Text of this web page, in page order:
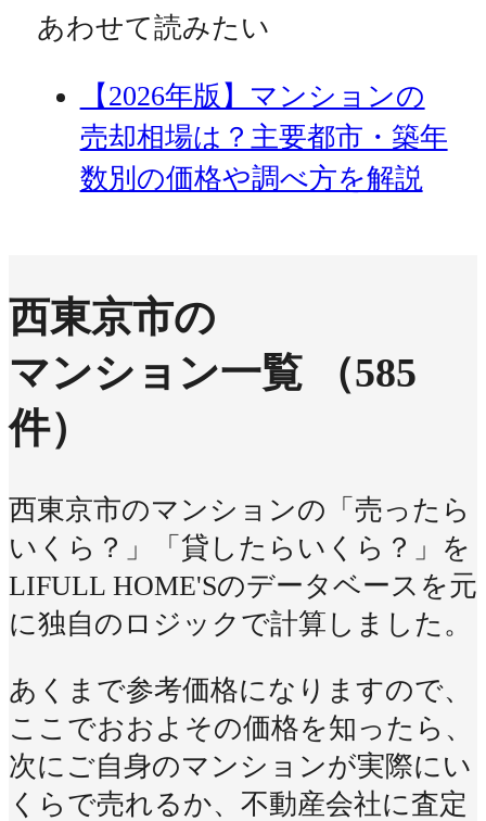
あわせて読みたい
【2026年版】マンションの
売却相場は？主要都市・築年
数別の価格や調べ方を解説
西東京市の
マンション一覧
（585
件）
西東京市のマンションの「売ったら
いくら？」「貸したらいくら？」を
LIFULL HOME'Sのデータベースを元
に独自のロジックで計算しました。
あくまで参考価格になりますので、
ここでおおよその価格を知ったら、
次にご自身のマンションが実際にい
くらで売れるか、不動産会社に査定